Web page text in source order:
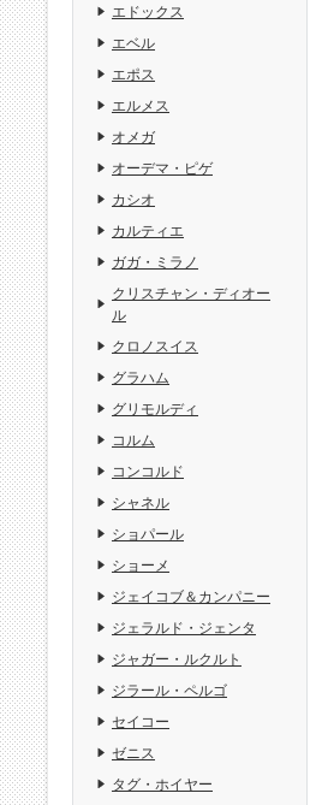
エドックス
エベル
エポス
エルメス
オメガ
オーデマ・ピゲ
カシオ
カルティエ
ガガ・ミラノ
クリスチャン・ディオー
ル
クロノスイス
グラハム
グリモルディ
コルム
コンコルド
シャネル
ショパール
ショーメ
ジェイコブ＆カンパニー
ジェラルド・ジェンタ
ジャガー・ルクルト
ジラール・ペルゴ
セイコー
ゼニス
タグ・ホイヤー